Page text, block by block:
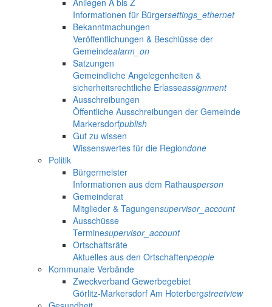
Informationen für Bürgersettings_ethernet
Bekanntmachungen
Veröffentlichungen & Beschlüsse der
Gemeindealarm_on
Satzungen
Gemeindliche Angelegenheiten &
sicherheitsrechtliche Erlasseassignment
Ausschreibungen
Öffentliche Ausschreibungen der Gemeinde
Markersdorfpublish
Gut zu wissen
Wissenswertes für die Regiondone
Politik
Bürgermeister
Informationen aus dem Rathausperson
Gemeinderat
Mitglieder & Tagungensupervisor_account
Ausschüsse
Terminesupervisor_account
Ortschaftsräte
Aktuelles aus den Ortschaftenpeople
Kommunale Verbände
Zweckverband Gewerbegebiet
Görlitz-Markersdorf Am Hoterbergstreetview